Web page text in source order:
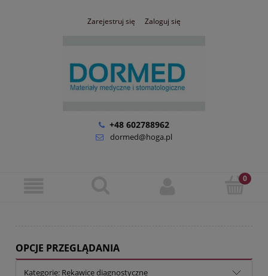
Zarejestruj się Zaloguj się
+48 602788962
dormed@hoga.pl
OPCJE PRZEGLĄDANIA
Kategorie: Rękawice diagnostyczne